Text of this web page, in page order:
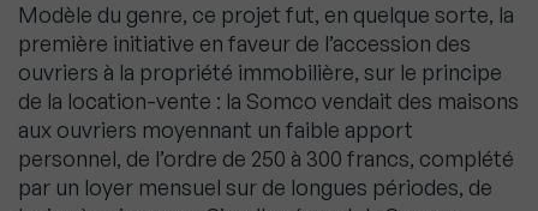
Modèle du genre, ce projet fut, en quelque sorte, la
première initiative en faveur de l’accession des
ouvriers à la propriété immobilière, sur le principe
de la location-vente : la Somco vendait des maisons
aux ouvriers moyennant un faible apport
personnel, de l’ordre de 250 à 300 francs, complété
par un loyer mensuel sur de longues périodes, de